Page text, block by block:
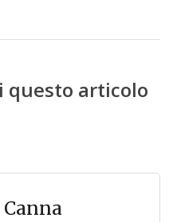
questo articolo